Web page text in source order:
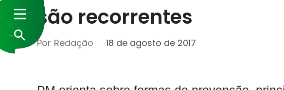
são recorrentes
Por Redação 18 de agosto de 2017